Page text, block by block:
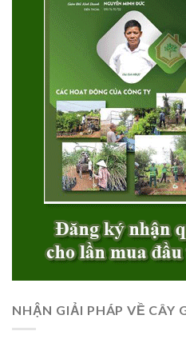
NHẬN GIẢI PHÁP VỀ CÂY